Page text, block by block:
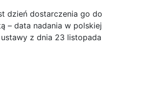
dzień dostarczenia go do
– data nadania w polskiej
z dnia 23 listopada